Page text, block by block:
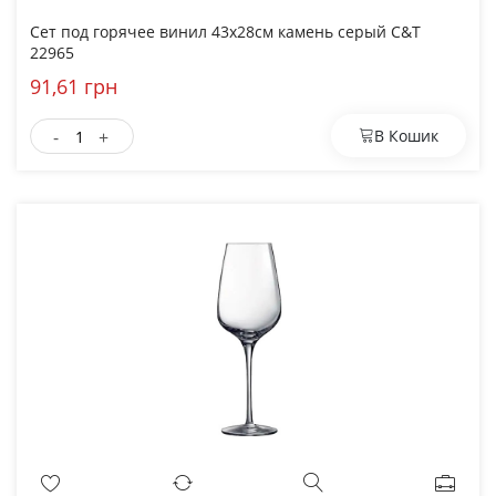
Сет под горячее винил 43х28см камень серый C&T
22965
91,61 грн
- + В Кошик